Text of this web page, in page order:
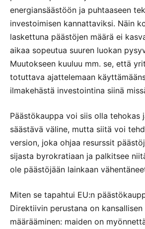
energiansäästöön ja puhtaaseen
investoimisen kannattaviksi. Näin
laskettuna päästöjen määrä ei
aikaa sopeutua suuren luokan
Muutokseen kuuluu mm. se, että
totuttava ajattelemaan
ilmakehästä investointina siinä
Päästökauppa voi siis olla tehokas
säästävä väline, mutta siitä voi
version, joka ohjaa resurssit
sijasta byrokratiaan ja palkitsee
ole päästöjään lainkaan
Miten se tapahtui EU:n
Direktiivin perustana on
määrääminen: maiden on